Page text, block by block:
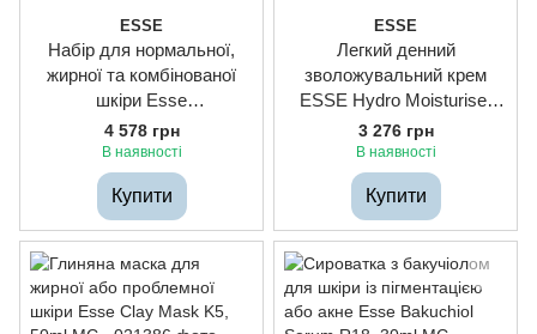
ESSE
Набір для нормальної,
жирної та комбінованої
шкіри Esse
Normal/Oily/Combination
Skin Trial/Travel Set S2
4 578 грн
В наявності
Купити
ESSE
Легкий денний
зволожувальний крем
ESSE Hydro Moisturiser
M1, 50ml
3 276 грн
В наявності
Купити